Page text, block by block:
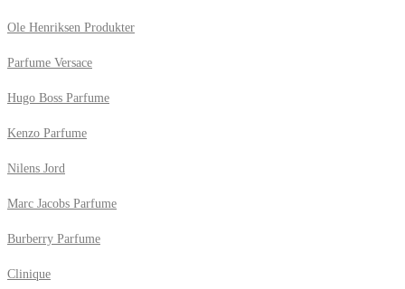
Ole Henriksen Produkter
Parfume Versace
Hugo Boss Parfume
Kenzo Parfume
Nilens Jord
Marc Jacobs Parfume
Burberry Parfume
Clinique